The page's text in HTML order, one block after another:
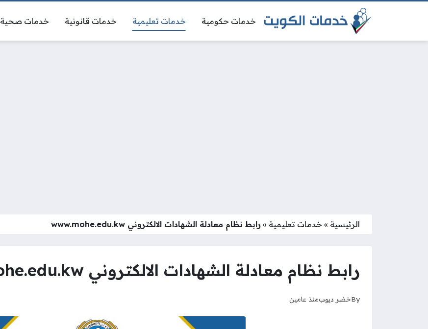
خدمات حكومية خدمات تعليمية خدمات قانونية خدمات صحية
الرئيسية » خدمات تعليمية »رابط نظام معادلة الشهادات الالكتروني www.mohe.edu.kw
رابط نظام معادلة الشهادات الالكتروني www.mohe.edu.kw
Byخضر ديوبمنذ عامين